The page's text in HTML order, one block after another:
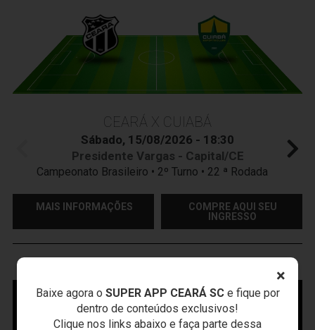
×
Baixe agora o SUPER APP CEARÁ SCe fique por
dentro de conteúdos exclusivos!
Clique nos links abaixo e faça parte dessa
CEARÁ X CUIABÁ
Sábado, 15/08/2026 - 18:30
Presidente Vargas - Capital/CE
Campeonato Brasileiro • 2º Turno • 22 ª Rodada
MAIS INFORMAÇÕES
COMPRE AQUI SEU
INGRESSO